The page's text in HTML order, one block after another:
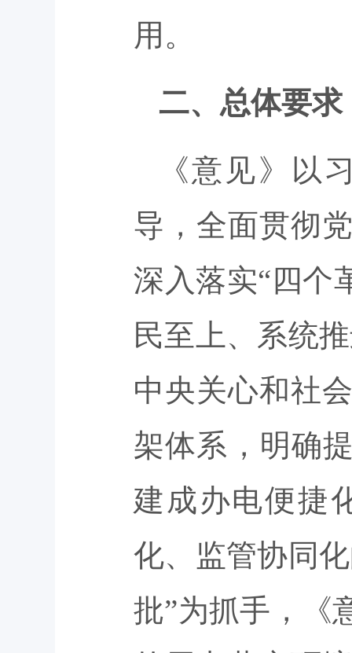
用。
二、总体要求
《意见》以
导，全面贯彻
深入落实“四个
民至上、系统
中央关心和社
架体系，明确
建成办电便捷
化、监管协同
批”为抓手，《